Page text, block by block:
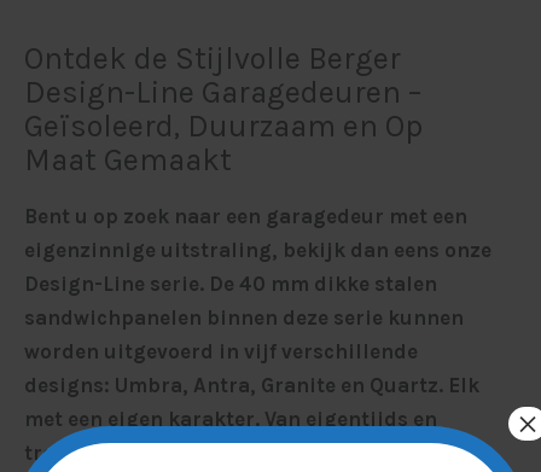
Ontdek de Stijlvolle Berger
Design-Line Garagedeuren –
Geïsoleerd, Duurzaam en Op
Maat Gemaakt
Bent u op zoek naar een garagedeur met een
eigenzinnige uitstraling, bekijk dan eens onze
Design-Line serie. De 40 mm dikke stalen
sandwichpanelen binnen deze serie kunnen
worden uitgevoerd in vijf verschillende
designs: Umbra, Antra, Granite en Quartz. Elk
met een eigen karakter. Van eigentijds en
trendy tot natuurlijk en tijdloos. Met een
×